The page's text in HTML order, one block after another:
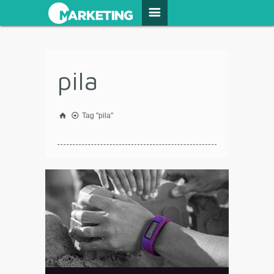
pila
Tag "pila"